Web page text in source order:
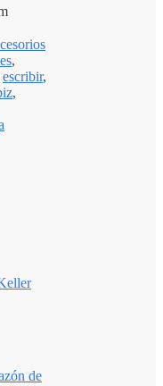
,
escribir,
,
de